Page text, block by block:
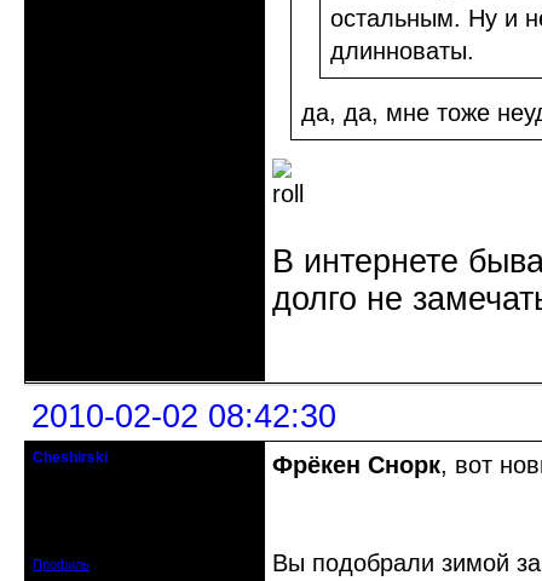
остальным. Ну и
длинноваты.
да, да, мне тоже
В интернете
долго не
2010-02-02 08:42:30
Cheshirski
Профиль
Фрёкен Снорк, вот
Вы подобрали зимой